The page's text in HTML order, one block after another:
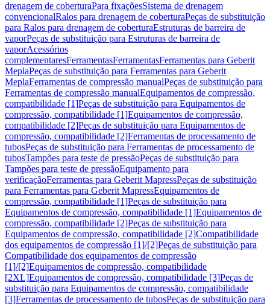
drenagem de coberturaPara fixaçõesSistema de drenagem
convencionalRalos para drenagem de coberturaPeças de substituição
para Ralos para drenagem de coberturaEstruturas de barreira de
vaporPeças de substituição para Estruturas de barreira de
vaporAcessórios
complementaresFerramentasFerramentasFerramentas para Geberit
MeplaPeças de substituição para Ferramentas para Geberit
MeplaFerramentas de compressão manualPeças de substituição para
Ferramentas de compressão manualEquipamentos de compressão,
compatibilidade [1]Peças de substituição para Equipamentos de
compressão, compatibilidade [1]Equipamentos de compressão,
compatibilidade [2]Peças de substituição para Equipamentos de
compressão, compatibilidade [2]Ferramentas de processamento de
tubosPeças de substituição para Ferramentas de processamento de
tubosTampões para teste de pressãoPeças de substituição para
Tampões para teste de pressãoEquipamento para
verificaçãoFerramentas para Geberit MapressPeças de substituição
para Ferramentas para Geberit MapressEquipamentos de
compressão, compatibilidade [1]Peças de substituição para
Equipamentos de compressão, compatibilidade [1]Equipamentos de
compressão, compatibilidade [2]Peças de substituição para
Equipamentos de compressão, compatibilidade [2]Compatibilidade
dos equipamentos de compressão [1]/[2]Peças de substituição para
Compatibilidade dos equipamentos de compressão
[1]/[2]Equipamentos de compressão, compatibilidade
[2XL]Equipamentos de compressão, compatibilidade [3]Peças de
substituição para Equipamentos de compressão, compatibilidade
[3]Ferramentas de processamento de tubosPeças de substituição para